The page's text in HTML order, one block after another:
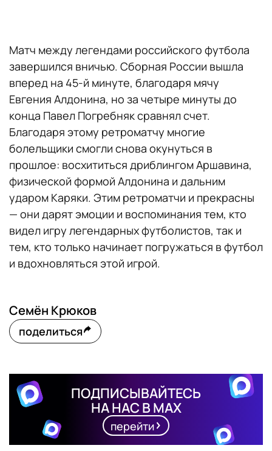
Матч между легендами российского футбола
завершился вничью. Сборная России вышла
вперед на 45-й минуте, благодаря мячу
Евгения Алдонина, но за четыре минуты до
конца Павел Погребняк сравнял счет.
Благодаря этому ретроматчу многие
болельщики смогли снова окунуться в
прошлое: восхититься дриблингом Аршавина,
физической формой Алдонина и дальним
ударом Каряки. Этим ретроматчи и прекрасны
— они дарят эмоции и воспоминания тем, кто
видел игру легендарных футболистов, так и
тем, кто только начинает погружаться в футбол
и вдохновляться этой игрой.
Семён Крюков
поделиться
ПОДПИСЫВАЙТЕСЬ
НА НАС В MAX
перейти